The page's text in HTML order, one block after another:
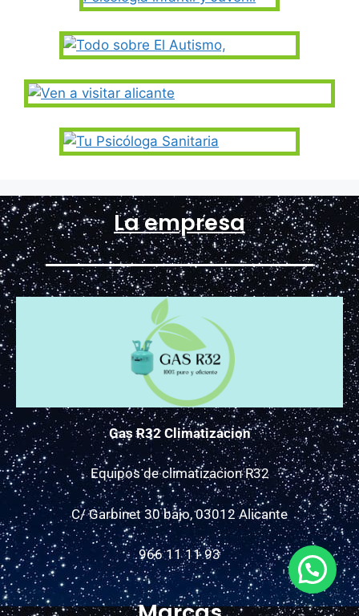
La empresa
Gas R32 Climatizacion
Equipos de climatizacion R32
C/ Garbinet 30 bajo, 03012 Alicante
966 11 11 93